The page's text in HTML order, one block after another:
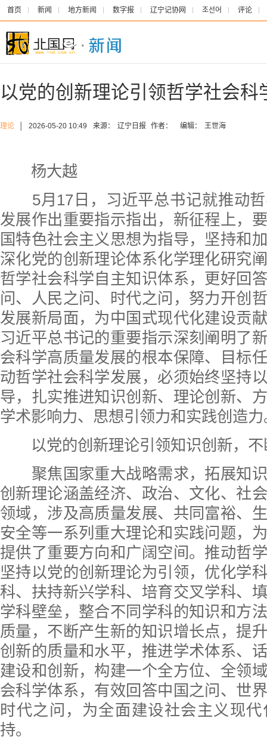
首页 新闻 地方新闻 数字报 辽宁记协网 조선어 评论
以党的创新理论引领哲学社会科
理论 2026-05-20 10:49 来源： 辽宁日报 作者： 编辑： 王世海
杨大越
5月17日，习近平总书记就推动哲
发展作出重要指示指出，新征程上，
国特色社会主义思想为指导，坚持和
深化党的创新理论体系化学理化研究
哲学社会科学自主知识体系，更好回
问、人民之问、时代之问，努力开创
发展新局面，为中国式现代化建设贡
习近平总书记的重要指示深刻阐明了
会科学高质量发展的根本保障、目标
动哲学社会科学发展，必须始终坚持
导，扎实推进知识创新、理论创新、
学术影响力、思想引领力和实践创造力
以党的创新理论引领知识创新，不
聚焦国家重大战略需求，拓展知识
创新理论涵盖经济、政治、文化、社
领域，涉及高质量发展、共同富裕、
安全等一系列重大理论和实践问题，
提供了重要方向和广阔空间。推动哲
坚持以党的创新理论为引领，优化学
科、扶持新兴学科、培育交叉学科、
学科壁垒，整合不同学科的知识和方
质量，不断产生新的知识增长点，提
创新的质量和水平，推进学术体系、
建设和创新，构建一个全方位、全领
会科学体系，有效回答中国之问、世
时代之问，为全面建设社会主义现
持。